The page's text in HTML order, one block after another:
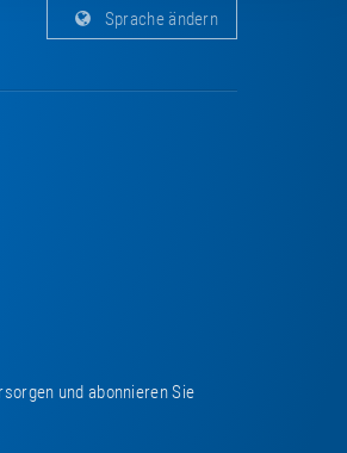
Sprache ändern
und abonnieren Sie